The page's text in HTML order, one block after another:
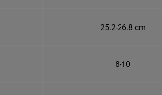
25.2-26.8 cm
8-10